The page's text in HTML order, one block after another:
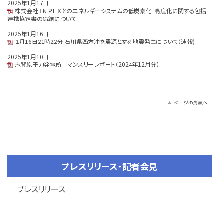
プレスリリース・記者会見
プレスリリース
2025年1月17日
株式会社ＩＮＰＥＸとのエネルギーシステムの低炭素化・高度化に関する包括
連携協定書の締結について
2025年1月16日
１月16日21時22分 石川県西方沖を震源とする地震発生について（速報)
2025年1月10日
志賀原子力発電所 マンスリーレポート（2024年12月分）